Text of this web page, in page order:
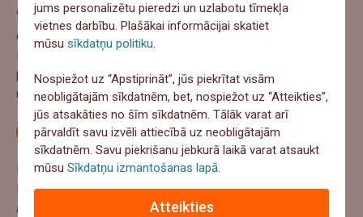
Viena saruna par tev jaunu tēmu var izrādīties aizraujoša
ceļa sākums. Pavadi laiku ar pozitīviem un
iedvesmojošiem cilvēkiem, jo iedrošinoši un jaudīgi draugi,
paziņas un ģimene tev palīdzēs nepadoties un turpināt iet
uz priekšu.
Atrodi mentoru
Meklē padomdevēju jeb mentoru un lūdz palīdzību.
Nebaidies būt atklāts un izstāsti, kur tev nepieciešams
atbalsts vai padoms, jo citiem ir grūti uzminēt tavas
jums personalizētu pieredzi un uzlabotu tīmekļa
vietnes darbību. Plašākai informācijai skatiet
mūsusīkdatņu politiku
Nospiežot uz “Apstiprināt”, jūs piekrītat visām
neobligātajām sīkdatnēm, bet, nospiežot uz “Atteikties”,
jūs atsakāties no šīm sīkdatnēm. Tālāk varat arī
pārvaldīt savu izvēli attiecībā uz neobligātajām
sīkdatnēm. Savu piekrišanu jebkurā laikā varat atsaukt
mūsuSīkdatņu izmantošanas lapā
Atteikties